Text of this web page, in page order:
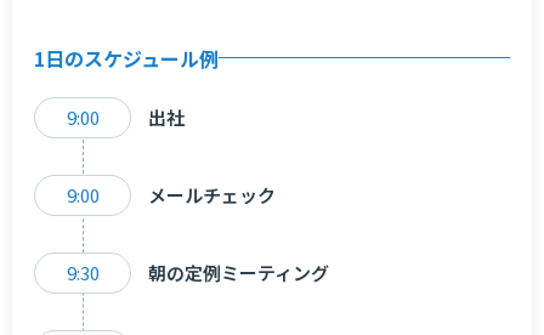
1日のスケジュール例
9:00 出社
9:00 メールチェック
9:30 朝の定例ミーティング